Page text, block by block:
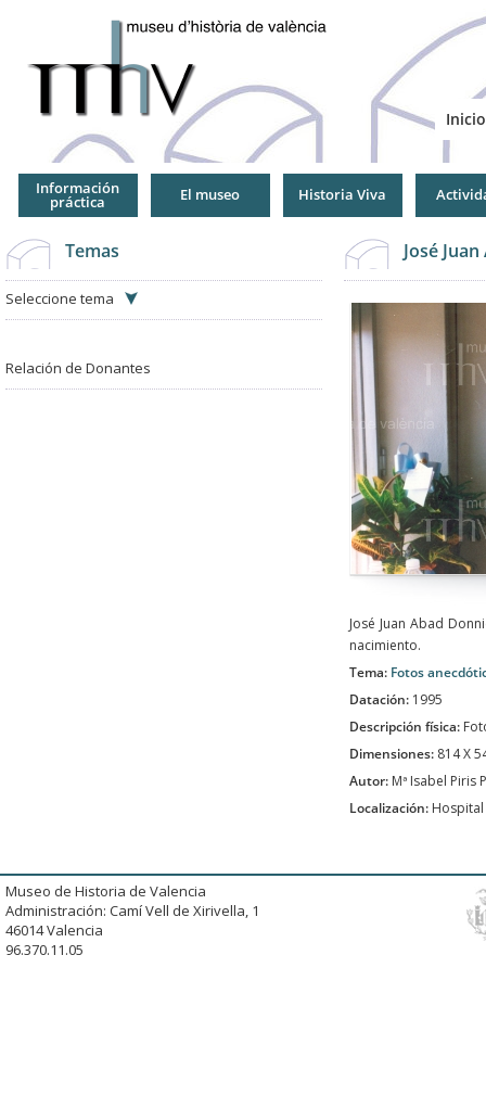
Inicio
Información
práctica El museo Historia Viva
Temas
Seleccione tema
Relación de Donantes
José
José Juan Abad
nacimiento.
Tema: Fotos
Datación: 1995
Descripción física:
Dimensiones: 814 X
Autor: Mª Isabel Piris
Localización: Hospital
Museo de Historia de Valencia
Administración: Camí Vell de Xirivella, 1
46014 Valencia
96.370.11.05